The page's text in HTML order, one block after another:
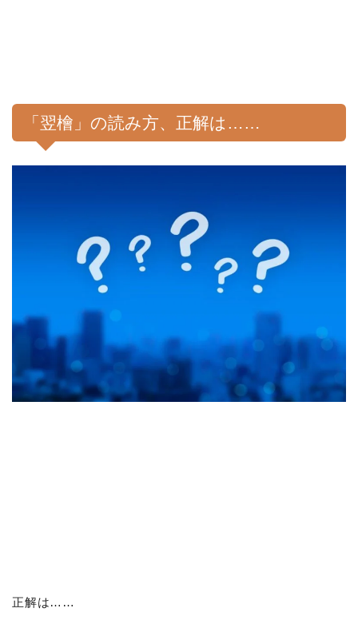
「翌檜」の読み方、正解は……
正解は……